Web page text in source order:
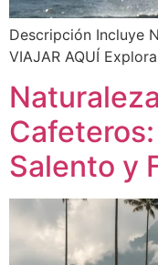
Descripción Incluye
VIAJAR AQUÍ
Salento y